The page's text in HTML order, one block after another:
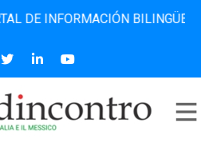
INFORMACIÓN BILINGÜE QUE